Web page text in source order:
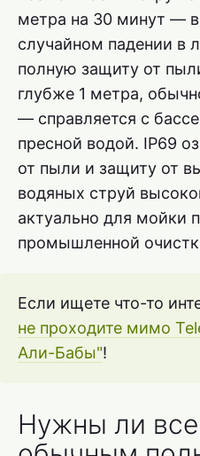
метра на 30 минут —
случайном падении в
полную защиту от
глубже 1 метра,
— справляется с
пресной водой. IP69
от пыли и защиту от
водяных струй
актуально для мойки
промышленной
Если ищете что-то
не проходите мимо
Али-Бабы"!
Нужны ли все